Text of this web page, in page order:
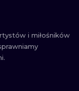
i miłośników